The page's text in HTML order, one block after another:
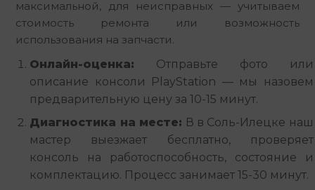
максимальной, для неисправных — учитываем
стоимость ремонта или возможность
использования на запчасти.
Онлайн-оценка: Отправьте фото или
описание консоли PlayStation — мы назовем
предварительную цену за 10-15 минут.
Диагностика на месте: В в Соль-Илецке наш
мастер выезжает бесплатно, проверяет
консоль на работоспособность, состояние и
комплектацию. Процесс занимает 15-30 минут.